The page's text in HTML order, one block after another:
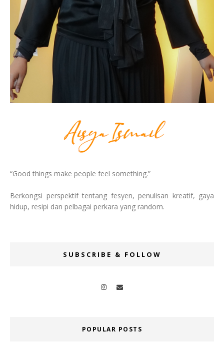
“Good things make people feel something.”
Berkongsi perspektif tentang fesyen, penulisan kreatif, gaya
hidup, resipi dan pelbagai perkara yang random.
SUBSCRIBE & FOLLOW
POPULAR POSTS